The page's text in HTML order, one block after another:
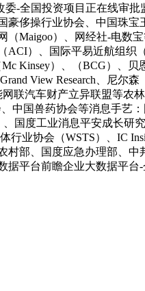
-全国投资项目正在线审
侈操行业协会、中国珠
Maigoo）、网经社-电数
）、国际平易近航组织
Kinsey）、（BCG）、
View Research、尼尔
联汽车财产立异联盟等农
中国兽药协会等消息手艺
国度工业消息平安成长研
业协会（WSTS）、IC
村部、国度应急办理部、中
平台前瞻企业大数据平